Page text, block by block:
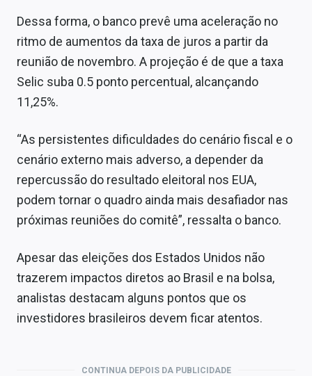
Dessa forma, o banco prevê uma aceleração no
ritmo de aumentos da taxa de juros a partir da
reunião de novembro. A projeção é de que a taxa
Selic suba 0.5 ponto percentual, alcançando
11,25%.
“As persistentes dificuldades do cenário fiscal e o
cenário externo mais adverso, a depender da
repercussão do resultado eleitoral nos EUA,
podem tornar o quadro ainda mais desafiador nas
próximas reuniões do comitê”, ressalta o banco.
Apesar das eleições dos Estados Unidos não
trazerem impactos diretos ao Brasil e na bolsa,
analistas destacam alguns pontos que os
investidores brasileiros devem ficar atentos.
CONTINUA DEPOIS DA PUBLICIDADE